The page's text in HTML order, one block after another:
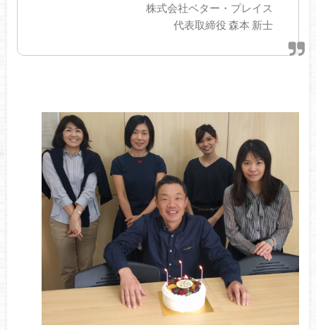
株式会社ベター・プレイス
代表取締役 森本 新士